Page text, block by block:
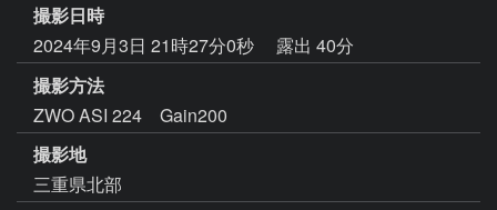
撮影日時
2024年9月3日 21時27分0秒
露出 40分
撮影方法
ZWO ASI 224 Gain200
撮影地
三重県北部